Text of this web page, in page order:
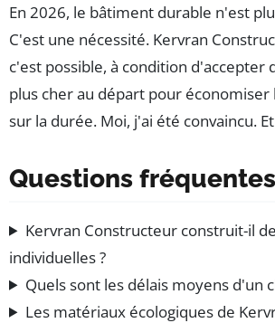
En 2026, le bâtiment durable n'est
C'est une nécessité. Kervran
c'est possible, à condition d'accepter
plus cher au départ pour économiser
sur la durée. Moi, j'ai été convaincu.
Questions fréquentes
Kervran Constructeur construit-il
individuelles ?
Quels sont les délais moyens d'un
Les matériaux écologiques de